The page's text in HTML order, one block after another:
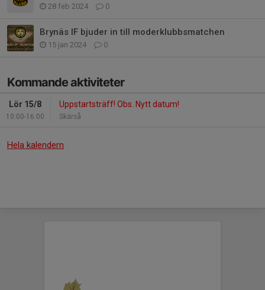
28 feb 2024 0
Brynäs IF bjuder in till moderklubbsmatchen
15 jan 2024 0
Kommande aktiviteter
Lör 15/8
10:00-16:00
Uppstartsträff! Obs. Nytt datum!
Skärså
Hela kalendern